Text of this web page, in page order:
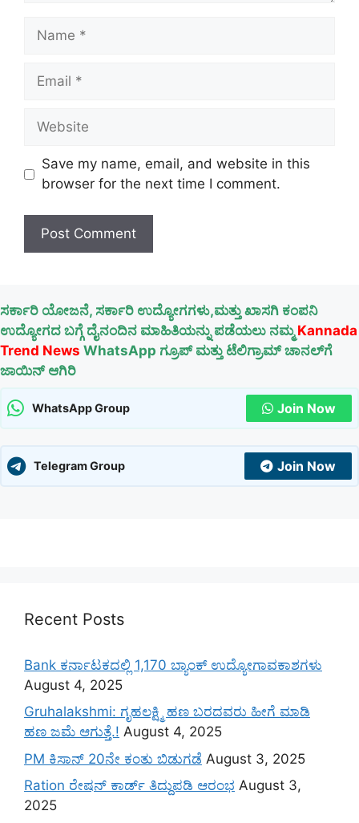
Name
Email
Website
Save my name, email, and website in this
browser for the next time I comment.
ಸರ್ಕಾರಿ ಯೋಜನೆ, ಸರ್ಕಾರಿ ಉದ್ಯೋಗಗಳು,ಮತ್ತು ಖಾಸಗಿ ಕಂಪನಿ
ಉದ್ಯೋಗದ ಬಗ್ಗೆ ದೈನಂದಿನ ಮಾಹಿತಿಯನ್ನು ಪಡೆಯಲು ನಮ್ಮ Kannada
Trend News WhatsApp ಗ್ರೂಪ್ ಮತ್ತು ಟೆಲಿಗ್ರಾಮ್ ಚಾನಲ್‌ಗೆ
ಜಾಯಿನ್ ಆಗಿರಿ
WhatsApp Group Join Now
Telegram Group Join Now
Recent Posts
Bank ಕರ್ನಾಟಕದಲ್ಲಿ 1,170 ಬ್ಯಾಂಕ್ ಉದ್ಯೋಗಾವಕಾಶಗಳು
August 4, 2025
Gruhalakshmi: ಗೃಹಲಕ್ಷ್ಮಿ ಹಣ ಬರದವರು ಹೀಗೆ ಮಾಡಿ
ಹಣ ಜಮೆ‌ ಆಗುತ್ತೆ.! August 4, 2025
PM ಕಿಸಾನ್ 20ನೇ ಕಂತು ಬಿಡುಗಡೆ August 3, 2025
Ration ರೇಷನ್ ಕಾರ್ಡ್ ತಿದ್ದುಪಡಿ ಆರಂಭ August 3,
2025